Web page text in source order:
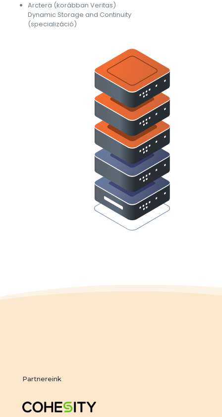
Arctera (korábban Veritas)
Dynamic Storage and Continuity
(specializáció)
Partnereink